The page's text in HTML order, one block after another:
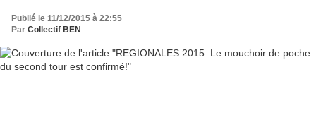
Publié le 11/12/2015 à 22:55
Par Collectif BEN